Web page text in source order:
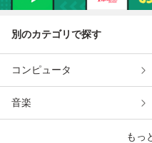
別のカテゴリで探す
コンピュータ
音楽
もっ